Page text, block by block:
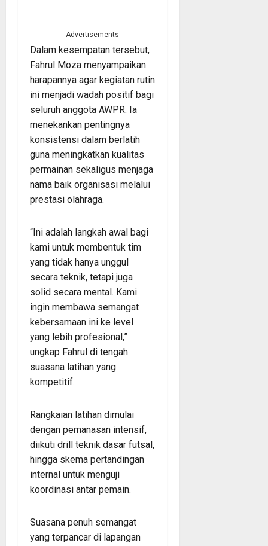
Advertisements
Dalam kesempatan tersebut,
Fahrul Moza menyampaikan
harapannya agar kegiatan rutin
ini menjadi wadah positif bagi
seluruh anggota AWPR. Ia
menekankan pentingnya
konsistensi dalam berlatih
guna meningkatkan kualitas
permainan sekaligus menjaga
nama baik organisasi melalui
prestasi olahraga.
“Ini adalah langkah awal bagi
kami untuk membentuk tim
yang tidak hanya unggul
secara teknik, tetapi juga
solid secara mental. Kami
ingin membawa semangat
kebersamaan ini ke level
yang lebih profesional,”
ungkap Fahrul di tengah
suasana latihan yang
kompetitif.
Rangkaian latihan dimulai
dengan pemanasan intensif,
diikuti drill teknik dasar futsal,
hingga skema pertandingan
internal untuk menguji
koordinasi antar pemain.
Suasana penuh semangat
yang terpancar di lapangan